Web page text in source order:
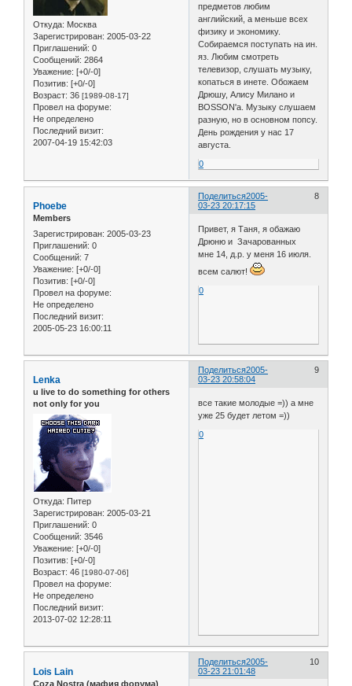
Откуда: Москва
Зарегистрирован: 2005-03-22
Приглашений: 0
Сообщений: 2864
Уважение: [+0/-0]
Позитив: [+0/-0]
Возраст: 36 [1989-08-17]
Провел на форуме:
Не определено
Последний визит:
2007-04-19 15:42:03
предметов любим
английский, а меньше всех
физику и экономику.
Собираемся поступать на ин.
яз. Любим смотреть
телевизор, слушать музыку,
копаться в инете. Обожаем
Дрюшу, Алису Милано и
BOSSON'а. Музыку слушаем
разную, но в основном попсу.
День рождения у нас 17
августа.
0
Поделиться 8
2005-
03-23 20:17:15
Phoebe
Members
Зарегистрирован: 2005-03-23
Приглашений: 0
Сообщений: 7
Уважение: [+0/-0]
Позитив: [+0/-0]
Провел на форуме:
Не определено
Последний визит:
2005-05-23 16:00:11
Привет, я Таня, я обажаю
Дрюню и Зачарованных
мне 14, д.р. у меня 16 июля.
всем салют!
0
Поделиться 9
2005-
03-23 20:58:04
Lenka
u live to do something for others
not only for you
Откуда: Питер
Зарегистрирован: 2005-03-21
Приглашений: 0
Сообщений: 3546
Уважение: [+0/-0]
Позитив: [+0/-0]
Возраст: 46 [1980-07-06]
Провел на форуме:
Не определено
Последний визит:
2013-07-02 12:28:11
все такие молодые =)) а мне
уже 25 будет летом =))
0
Поделиться 10
2005-
03-23 21:01:48
Lois Lain
Coza Nostra (мафия форума)